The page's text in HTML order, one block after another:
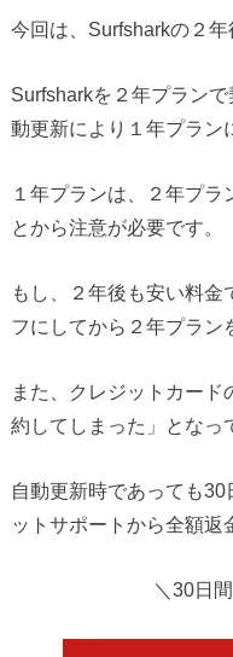
今回は、Surfsharkの２年
Surfsharkを２年プラン
動更新により１年プラン
１年プランは、２年プラ
とから注意が必要です。
もし、２年後も安い料金
フにしてから２年プラン
また、クレジットカー
約してしまった」となっ
自動更新時であっても
ットサポートから全額返
＼30日